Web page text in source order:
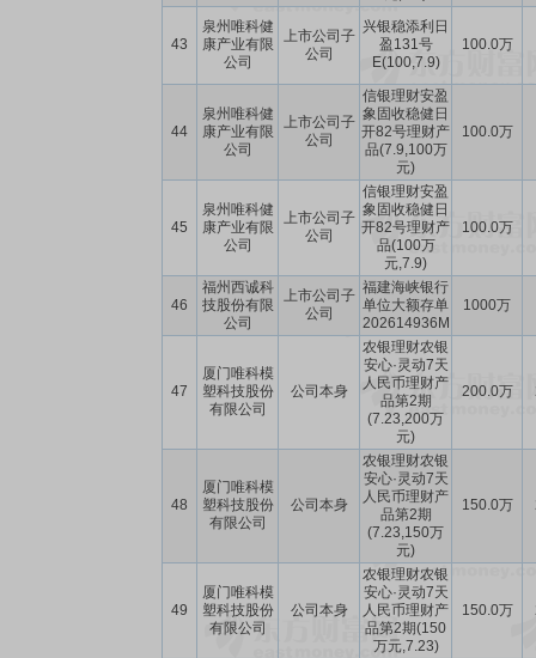
43
泉州唯科健
康产业有限
公司
上市公司子
公司
兴银稳添利日
盈131号
E(100,7.9)
100.0万
44
泉州唯科健
康产业有限
公司
上市公司子
公司
信银理财安盈
象固收稳健日
开82号理财产
品(7.9,100万
元)
100.0万
45
泉州唯科健
康产业有限
公司
上市公司子
公司
信银理财安盈
象固收稳健日
开82号理财产
品(100万
元,7.9)
100.0万
46
福州西诚科
技股份有限
公司
上市公司子
公司
福建海峡银行
单位大额存单
202614936M
1000万
47
厦门唯科模
塑科技股份
有限公司
公司本身
农银理财农银
安心·灵动7天
人民币理财产
品第2期
(7.23,200万
元)
200.0万
48
厦门唯科模
塑科技股份
有限公司
公司本身
农银理财农银
安心·灵动7天
人民币理财产
品第2期
(7.23,150万
元)
150.0万
49
厦门唯科模
塑科技股份
有限公司
公司本身
农银理财农银
安心·灵动7天
人民币理财产
品第2期(150
万元,7.23)
150.0万